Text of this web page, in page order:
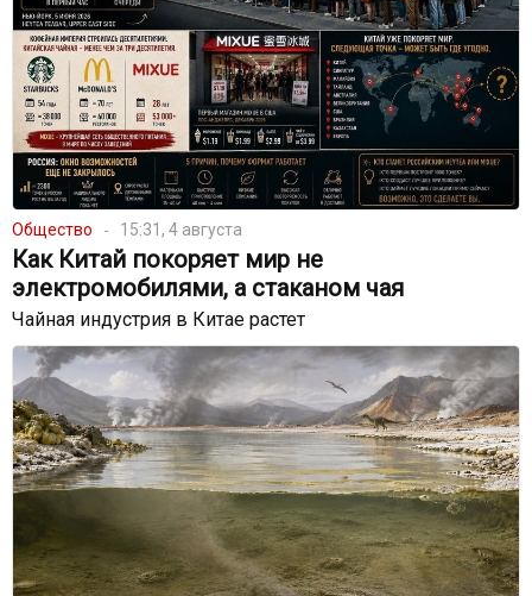
Общество 15:31, 4 августа
Как Китай покоряет мир не
электромобилями, а стаканом чая
Чайная индустрия в Китае растет